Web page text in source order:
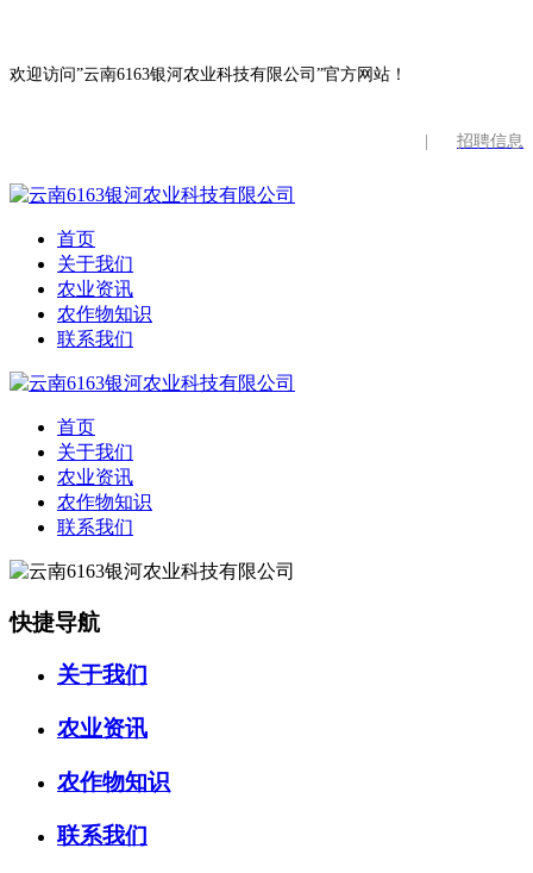
欢迎访问”云南6163银河农业科技有限公司”官方网站！
招聘信息
首页
关于我们
农业资讯
农作物知识
联系我们
首页
关于我们
农业资讯
农作物知识
联系我们
快捷导航
关于我们
农业资讯
农作物知识
联系我们